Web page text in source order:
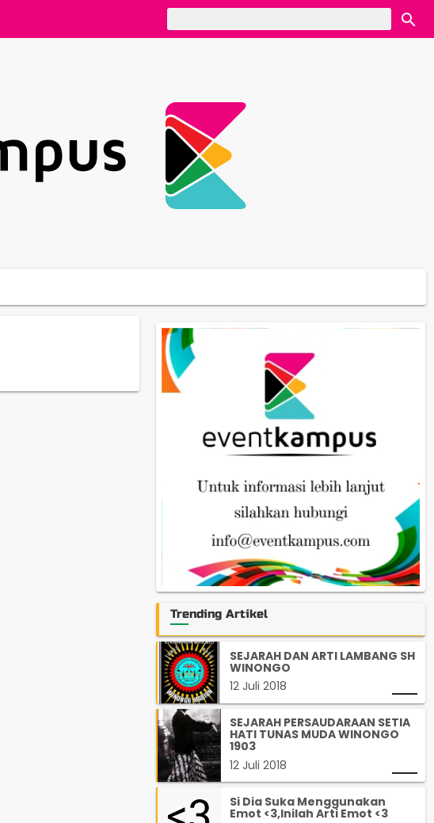
Trending Artikel
SEJARAH DAN ARTI LAMBANG SH
WINONGO
12 Juli 2018
SEJARAH PERSAUDARAAN SETIA
HATI TUNAS MUDA WINONGO
1903
12 Juli 2018
Si Dia Suka Menggunakan
Emot <3,Inilah Arti Emot <3